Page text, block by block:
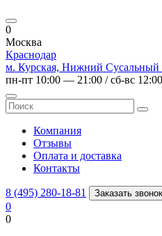
0
Москва
Краснодар
м. Курская, Нижний Сусальный
пн-пт 10:00 — 21:00 / сб-вс
Компания
Отзывы
Оплата и доставка
Контакты
8 (495) 280-18-81 Заказать звонок
0
0